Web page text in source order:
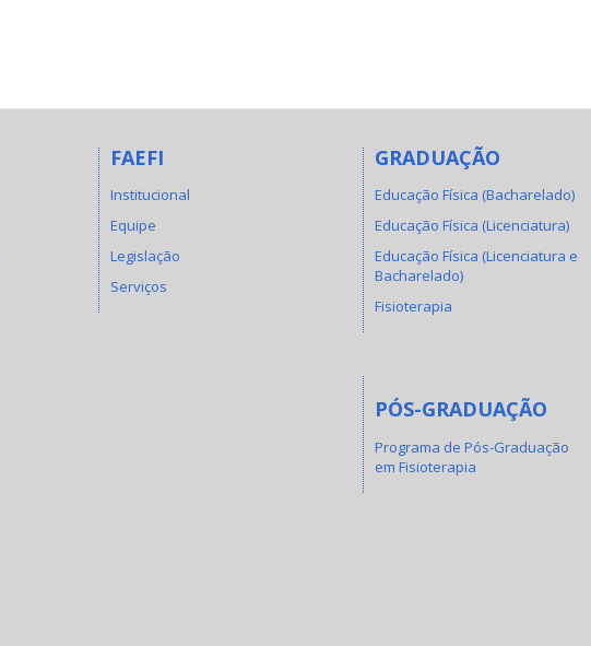
FAEFI
Institucional
Equipe
Legislação
Serviços
GRADUAÇÃO
Educação Física (Bacharelado)
Educação Física (Licenciatura)
Educação Física (Licenciatura e
Bacharelado)
Fisioterapia
PÓS-GRADUAÇÃO
Programa de Pós-Graduação
em Fisioterapia